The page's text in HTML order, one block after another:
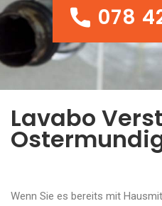
078
078
Lavabo
Wenn Sie es bereits mit